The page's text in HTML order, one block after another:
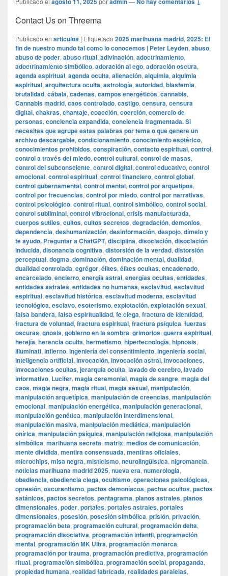
Contact Us on Threema
Publicado en articulos | Etiquetado 2025 marihuana madrid, 2025: El
fin de nuestro mundo tal como lo conocemos | Peter Leyden, abuso,
abuso de poder, abuso ritual, adivinación, adoctrinamiento,
adoctrinamiento simbólico, adoración al ego, adoración oscura,
agenda espiritual, agenda oculta, alienación, alquimia, alquimia
espiritual, arquitectura oculta, astrología, autoridad, blasfemia,
brutalidad, cábala, cadenas, campos energéticos, cannabis,
Cannabis madrid, caos controlado, castigo, censura, censura
digital, chakras, chantaje, coacción, coerción, comercio de
personas, conciencia expandida, conciencia fragmentada. Si
necesitas que agrupe estas palabras por tema o que genere un
archivo descargable, condicionamiento, conocimiento esotérico,
conocimientos prohibidos, conspiración, contacto espiritual, control,
control a través del miedo, control cultural, control de masas,
control del subconsciente, control digital, control educativo, control
emocional, control espiritual, control financiero, control global,
control gubernamental, control mental, control por arquetipos,
control por frecuencias, control por miedo, control por narrativas,
control psicológico, control ritual, control simbólico, control social,
control subliminal, control vibracional, crisis manufacturada,
cuerpos sutiles, cultos, cultos secretos, degradación, demonios,
dependencia, deshumanización, desinformación, despojo, dímelo y
te ayudo. Preguntar a ChatGPT, disciplina, disociación, disociación
inducida, disonancia cognitiva, distorsión de la verdad, distorsión
perceptual, dogma, dominación, dominación mental, dualidad,
dualidad controlada, egrégor, élites, élites ocultas, encadenado,
encarcelado, encierro, energía astral, energías ocultas, entidades,
entidades astrales, entidades no humanas, esclavitud, esclavitud
espiritual, esclavitud histórica, esclavitud moderna, esclavitud
tecnológica, esclavo, esoterismo, explotación, explotación sexual,
falsa bandera, falsa espiritualidad, fe ciega, fractura de identidad,
fractura de voluntad, fractura espiritual, fractura psíquica, fuerzas
oscuras, gnosis, gobierno en la sombra, grimorios, guerra espiritual,
herejía, herencia oculta, hermetismo, hipertecnología, hipnosis,
illuminati, infierno, ingeniería del consentimiento, ingeniería social,
inteligencia artificial, invocación, invocación astral, invocaciones,
invocaciones ocultas, jerarquía oculta, lavado de cerebro, lavado
informativo, Lucifer, magia ceremonial, magia de sangre, magia del
caos, magia negra, magia ritual, magia sexual, manipulación,
manipulación arquetípica, manipulación de creencias, manipulación
emocional, manipulación energética, manipulación generacional,
manipulación genética, manipulación interdimensional,
manipulación masiva, manipulación mediática, manipulación
onírica, manipulación psíquica, manipulación religiosa, manipulación
simbólica, marihuana secreta, matrix, medios de comunicación,
mente dividida, mentira consensuada, mentiras oficiales,
microchips, misa negra, misticismo, neurolingüística, nigromancia,
noticias marihuana madrid 2025, nueva era, numerología,
obediencia, obediencia ciega, ocultismo, operaciones psicológicas,
opresión, oscurantismo, pactos demoníacos, pactos ocultos, pactos
satánicos, pactos secretos, pentagrama, planos astrales, planos
dimensionales, poder, portales, portales astrales, portales
dimensionales, posesión, posesión simbólica, prisión, privación,
programación beta, programación cultural, programación delta,
programación disociativa, programación infantil, programación
mental, programación MK Ultra, programación monarca,
programación por trauma, programación predictiva, programación
ritual, programación simbólica, programación social, propaganda,
propiedad humana, realidad fabricada, realidades paralelas,